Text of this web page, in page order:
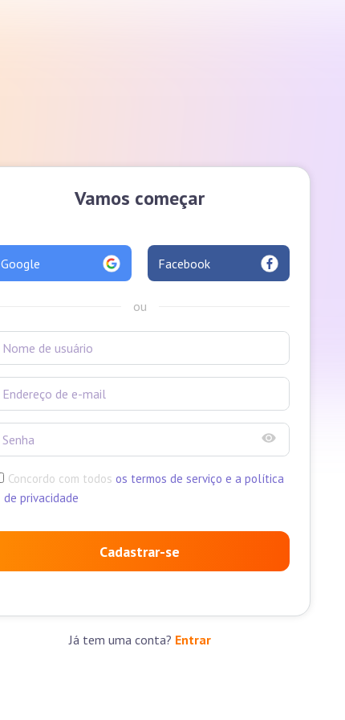
Vamos começar
Google Facebook
ou
Concordo com todos os termos de serviço e a política
de privacidade
Cadastrar-se
Já tem uma conta? Entrar